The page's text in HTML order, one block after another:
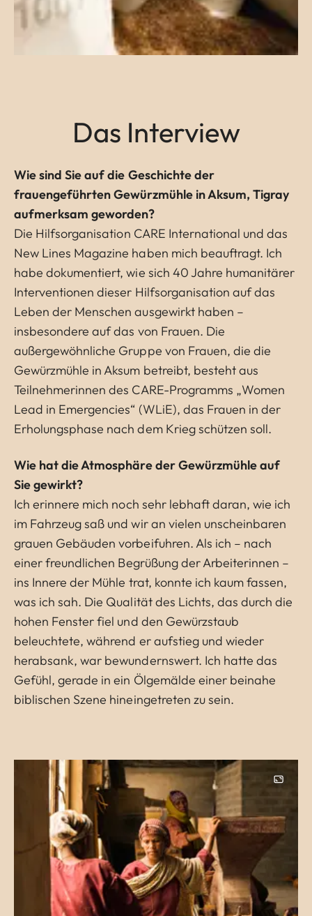
Das Interview
Wie sind Sie auf die Geschichte der
frauengeführten Gewürzmühle in Aksum, Tigray
aufmerksam geworden?
Die Hilfsorganisation CARE International und das
New Lines Magazine haben mich beauftragt. Ich
habe dokumentiert, wie sich 40 Jahre humanitärer
Interventionen dieser Hilfsorganisation auf das
Leben der Menschen ausgewirkt haben –
insbesondere auf das von Frauen. Die
außergewöhnliche Gruppe von Frauen, die die
Gewürzmühle in Aksum betreibt, besteht aus
Teilnehmerinnen des CARE-Programms „Women
Lead in Emergencies“ (WLiE), das Frauen in der
Erholungsphase nach dem Krieg schützen soll.
Wie hat die Atmosphäre der Gewürzmühle auf
Sie gewirkt?
Ich erinnere mich noch sehr lebhaft daran, wie ich
im Fahrzeug saß und wir an vielen unscheinbaren
grauen Gebäuden vorbeifuhren. Als ich – nach
einer freundlichen Begrüßung der Arbeiterinnen –
ins Innere der Mühle trat, konnte ich kaum fassen,
was ich sah. Die Qualität des Lichts, das durch die
hohen Fenster fiel und den Gewürzstaub
beleuchtete, während er aufstieg und wieder
herabsank, war bewundernswert. Ich hatte das
Gefühl, gerade in ein Ölgemälde einer beinahe
biblischen Szene hineingetreten zu sein.